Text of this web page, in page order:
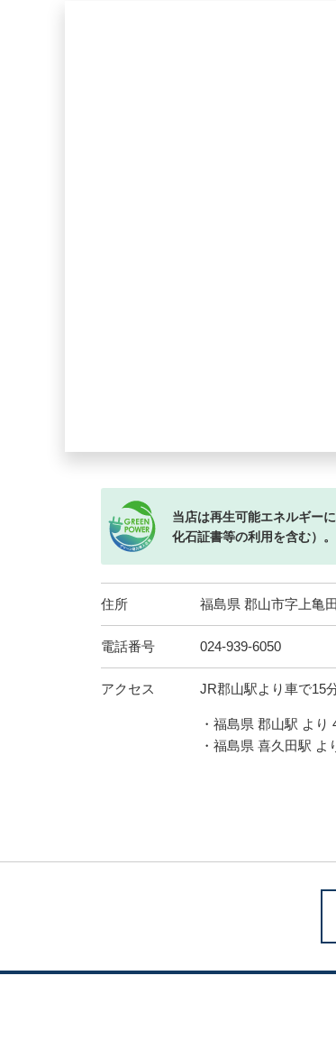
当店は再生可能エネルギー
化石証書等の利用を含む）。
住所 福島県 郡山市字上亀
電話番号 024-939-6050
アクセス JR郡山駅より車で15分
・福島県 郡山駅 より
・福島県 喜久田駅 よ